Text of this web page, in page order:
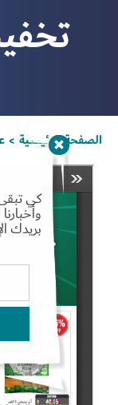
الصفحة الرئيسية >
كي
بريدك